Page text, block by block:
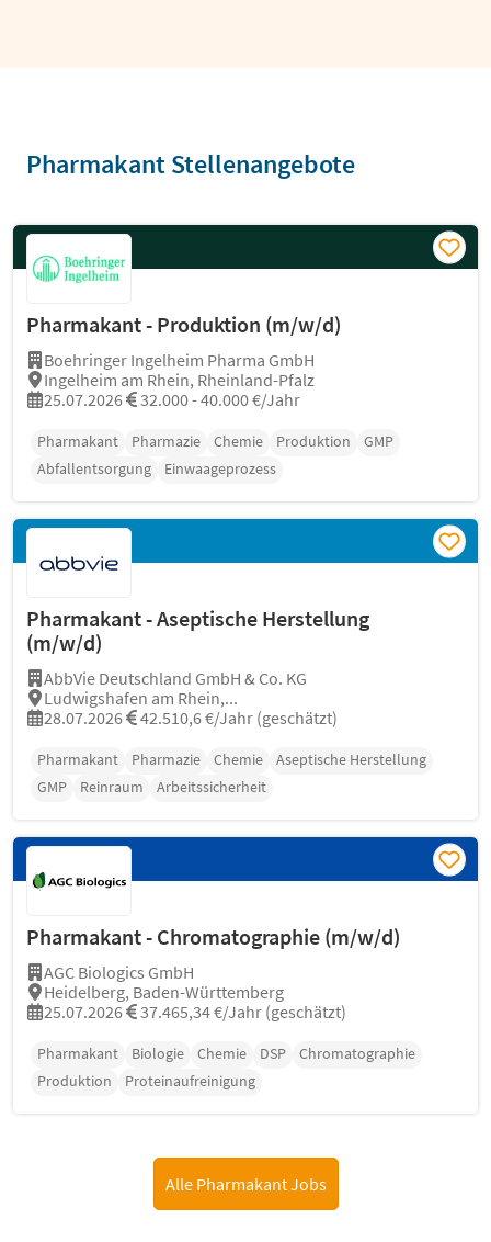
Pharmakant Stellenangebote
Pharmakant - Produktion (m/w/d)
Boehringer Ingelheim Pharma GmbH
Ingelheim am Rhein, Rheinland-Pfalz
25.07.2026
32.000 - 40.000 €/Jahr
Pharmakant Pharmazie Chemie Produktion
GMP
Abfallentsorgung
Einwaageprozess
Pharmakant - Aseptische Herstellung
(m/w/d)
AbbVie Deutschland GmbH & Co. KG
Ludwigshafen am Rhein,...
28.07.2026
42.510,6 €/Jahr (geschätzt)
Pharmakant Pharmazie Chemie
Aseptische Herstellung
GMP
Reinraum Arbeitssicherheit
Pharmakant - Chromatographie (m/w/d)
AGC Biologics GmbH
Heidelberg, Baden-Württemberg
25.07.2026
37.465,34 €/Jahr (geschätzt)
Pharmakant Biologie Chemie DSP
Chromatographie
Produktion
Proteinaufreinigung
Alle Pharmakant Jobs